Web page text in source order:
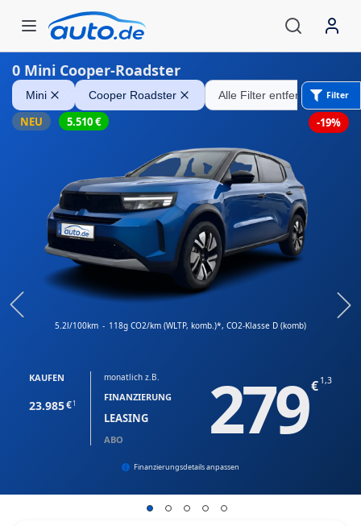
0 Mini Cooper-Roadster
Mini Cooper Roadster Alle Filter entfernen Filter
Opel Frontera
NEU 5.510€ -19%
5.2l/100km - 118g CO2/km (WLTP, komb.)*, CO2-Klasse D (komb)
monatlich z.B.
FINANZIERUNG
LEASING
ABO 279 1,3
KAUFEN
23.985 1
Finanzierungsdetails anpassen